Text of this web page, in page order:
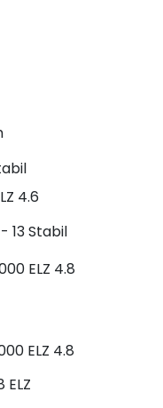
4.6
13 Stabil
ELZ 4.8
ELZ 4.8
ELZ